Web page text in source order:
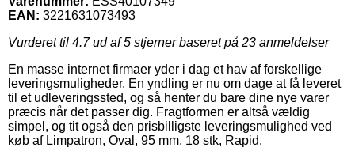
EAN: 3221631073493
Vurderet til 4.7ud af 5 stjerner baseret på 23 anmeldelser
En masse internet firmaer yder i dag et hav af forskellige
leveringsmuligheder. En yndling er nu om dage at få leveret
til et udleveringssted, og så henter du bare dine nye varer
præcis når det passer dig. Fragtformen er altså vældig
simpel, og tit også den prisbilligste leveringsmulighed ved
køb af Limpatron, Oval, 95 mm, 18 stk, Rapid.